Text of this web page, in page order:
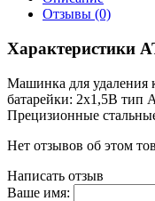
Отзывы (0)
Характеристики
Машинка для удаления
батарейки: 2x1,5В тип
Прецизионные
Нет отзывов об этом
Написать отзыв
Ваше имя: